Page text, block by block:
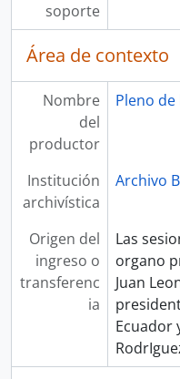
soporte
Área de contexto
Nombre
del
productor
Pleno
Institución
archivística
Archivo
Origen del
ingreso o
transferenc
ia
Las
organo
Juan
Ecuador